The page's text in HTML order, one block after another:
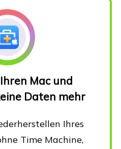
Mac und
Daten mehr
Ihres
Time Machine,